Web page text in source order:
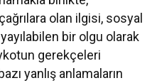
olan ilgisi, sosyal
bir olgu olarak
gerekçeleri
yanlış anlamaların